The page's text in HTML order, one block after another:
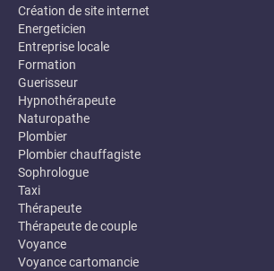
Création de site internet
Energeticien
Entreprise locale
Formation
Guerisseur
Hypnothérapeute
Naturopathe
Plombier
Plombier chauffagiste
Sophrologue
Taxi
Thérapeute
Thérapeute de couple
Voyance
Voyance cartomancie